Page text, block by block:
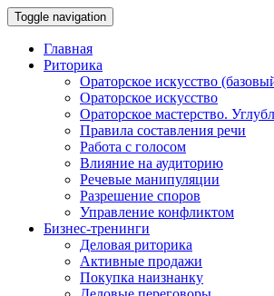
Toggle navigation
Главная
Риторика
Ораторское искусство
Ораторское искусство
Ораторское мастерство.
Правила составления речи
Работа с голосом
Влияние на аудиторию
Речевые манипуляции
Разрешение споров
Управление конфликтом
Бизнес-тренинги
Деловая риторика
Активные продажи
Покупка наизнанку